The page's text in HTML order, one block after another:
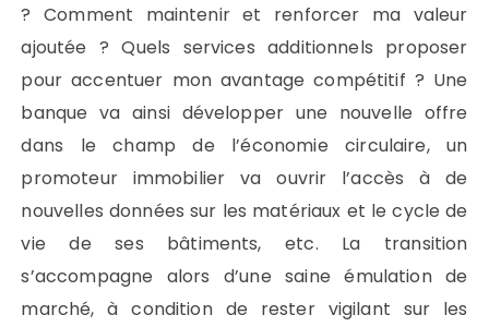
? Comment maintenir et renforcer ma valeur
ajoutée ? Quels services additionnels proposer
pour accentuer mon avantage compétitif ? Une
banque va ainsi développer une nouvelle offre
dans le champ de l’économie circulaire, un
promoteur immobilier va ouvrir l’accès à de
nouvelles données sur les matériaux et le cycle de
vie de ses bâtiments, etc. La transition
s’accompagne alors d’une saine émulation de
marché, à condition de rester vigilant sur les